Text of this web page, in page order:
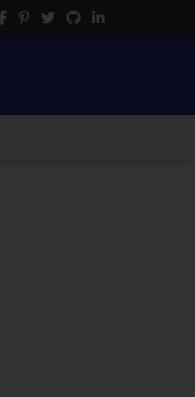
Seine Funktionalität ist